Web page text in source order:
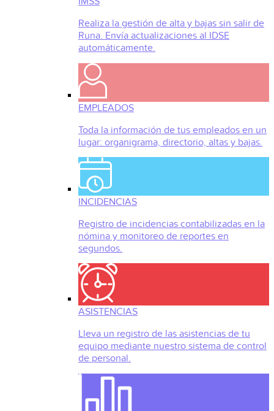
Realiza la gestión de alta y bajas sin salir de
Runa. Envía actualizaciones al IDSE
automáticamente.
EMPLEADOS
Toda la información de tus empleados en un
lugar: organigrama, directorio, altas y bajas.
INCIDENCIAS
Registro de incidencias contabilizadas en la
nómina y monitoreo de reportes en
segundos.
ASISTENCIAS
Lleva un registro de las asistencias de tu
equipo mediante nuestro sistema de control
de personal.